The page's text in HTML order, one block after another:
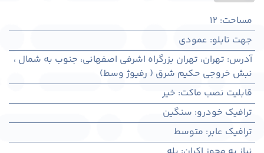
مساحت:
12
جهت تابلو: عمودی
آدرس: تهران، تهران بزرگراه اشرفی اصفهانی، جنوب به شمال ،
نبش خروجی حکیم شرق ( رفیوژ وسط)
قابلیت نصب ماکت: خیر
ترافیک خودرو: سنگین
ترافیک عابر: متوسط